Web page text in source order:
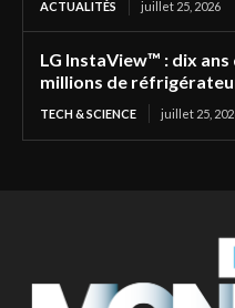
ACTUALITÉS juillet 25, 2026
LG InstaView™ : dix
millions de
TECH & SCIENCE juillet 25,